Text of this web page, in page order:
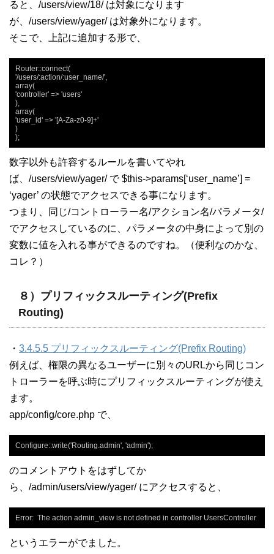
ると、/users/view/18/ は対象になります
が、/users/view/yager/ は対象外になります。
そこで、上記に追加する形で、
Router::connect(
'/users/:action/:user_name/',
array(
'controller' => 'users'
),
array(
'user_id' => '[A-Za-z0-9]+'
)
);
数字以外も許容するルールを書いてやれ
ば、/users/view/yager/ で $this->params[‘user_name’] =
‘yager’ の状態でアクセスできる事になります。
つまり、同じ/コントローラー名/アクション名/パラメータ/
でアクセスしているのに、パラメータの中身によって別の
変数に値を入れる事ができるのですね。（便利なのかな、
コレ？）
８）プリフィックスルーティング(Prefix
Routing)
・ 3.4.5.5 プリフィックスルーティング(Prefix Routing)
例えば、権限の異なるユーザーに別々のURLから同じコン
トローラーを呼ぶ時にプリフィックスルーティングが使え
ます。
app/config/core.php で、
Configure::write('Routing.admin', 'admin');
のコメントアウトをはずしてか
ら、/admin/users/view/yager/ にアクセスすると、
Error:  The action admin_view is not defined in controller UsersController
というエラーがでました。